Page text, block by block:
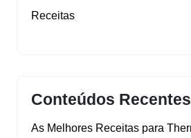
Receitas
Conteúdos Recentes
As Melhores Receitas para